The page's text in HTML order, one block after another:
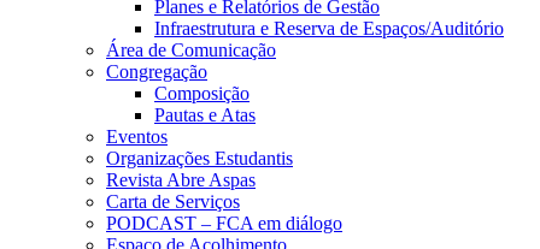
Planes e Relatórios de Gestão
Infraestrutura e Reserva de Espaços/Auditório
Área de Comunicação
Congregação
Composição
Pautas e Atas
Eventos
Organizações Estudantis
Revista Abre Aspas
Carta de Serviços
PODCAST – FCA em diálogo
Espaço de Acolhimento